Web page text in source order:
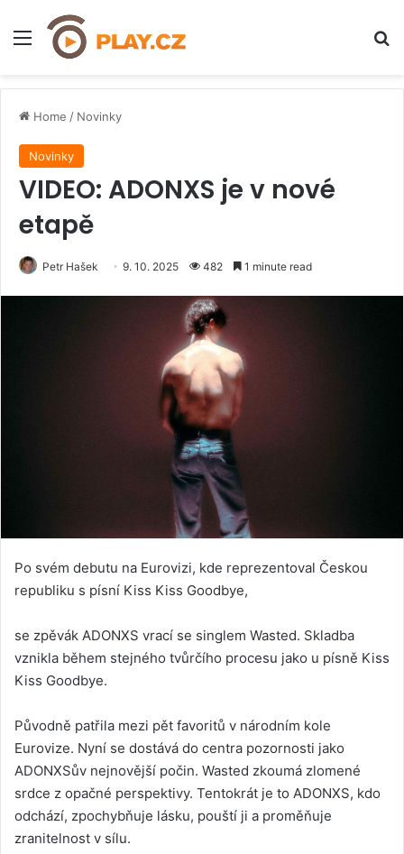
Menu
Home / Novinky
Novinky
VIDEO: ADONXS je v nové
etapě
Petr Hašek 9. 10. 2025 482 1 minute read
Po svém debutu na Eurovizi, kde reprezentoval Českou
republiku s písní Kiss Kiss Goodbye,
se zpěvák ADONXS vrací se singlem Wasted. Skladba
vznikla během stejného tvůrčího procesu jako u písně Kiss
Kiss Goodbye.
Původně patřila mezi pět favoritů v národním kole
Eurovize. Nyní se dostává do centra pozornosti jako
ADONXSův nejnovější počin. Wasted zkoumá zlomené
srdce z opačné perspektivy. Tentokrát je to ADONXS, kdo
odchází, zpochybňuje lásku, pouští ji a proměňuje
zranitelnost v sílu.